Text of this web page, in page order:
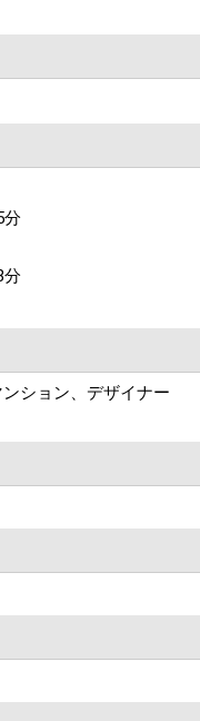
分
分
ション、デザイナー